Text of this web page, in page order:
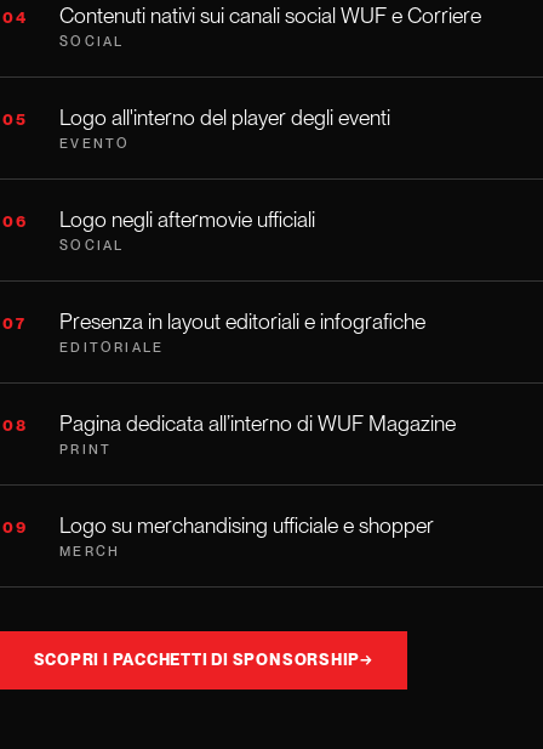
04 Contenuti nativi sui canali social WUF e Corriere
SOCIAL
05 Logo all'interno del player degli eventi
EVENTO
06 Logo negli aftermovie ufficiali
SOCIAL
07 Presenza in layout editoriali e infografiche
EDITORIALE
08 Pagina dedicata all’interno di WUF Magazine
PRINT
09 Logo su merchandising ufficiale e shopper
MERCH
SCOPRI I PACCHETTI DI SPONSORSHIP→